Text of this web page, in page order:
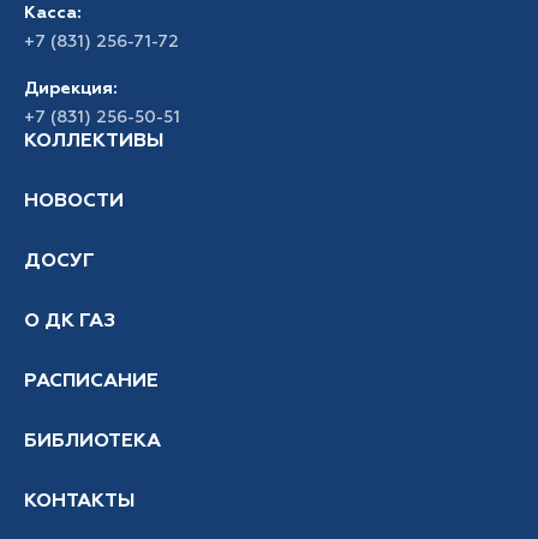
Касса:
+7 (831) 256-71-72
Дирекция:
+7 (831) 256-50-51
КОЛЛЕКТИВЫ
НОВОСТИ
ДОСУГ
О ДК ГАЗ
РАСПИСАНИЕ
БИБЛИОТЕКА
КОНТАКТЫ